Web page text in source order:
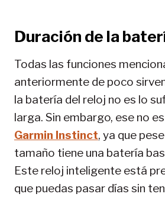
Duración de la
Todas las funciones
anteriormente de poco
la batería del reloj no es lo
larga. Sin embargo, ese no
Garmin Instinct, ya que
tamaño tiene una batería
Este reloj inteligente está
que puedas pasar días sin